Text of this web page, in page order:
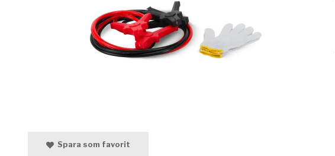
Spara som favorit